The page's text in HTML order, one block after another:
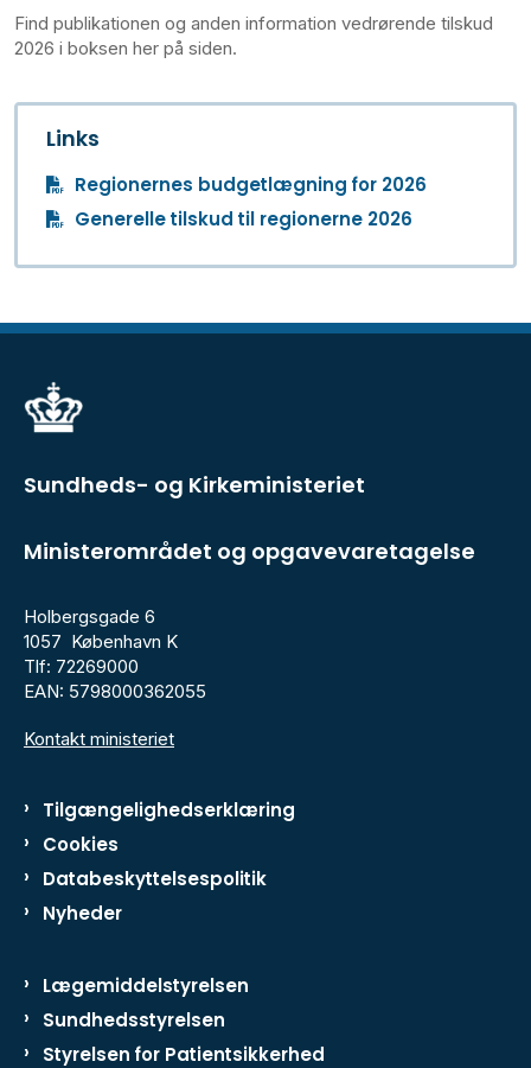
Find publikationen og anden information vedrørende tilskud
2026 i boksen her på siden.
Links
Regionernes budgetlægning for 2026
Generelle tilskud til regionerne 2026
Sundheds- og Kirkeministeriet
Ministerområdet og opgavevaretagelse
Holbergsgade 6
1057 København K
Tlf: 72269000
EAN: 5798000362055
Kontakt ministeriet
Tilgængelighedserklæring
Cookies
Databeskyttelsespolitik
Nyheder
Lægemiddelstyrelsen
Sundhedsstyrelsen
Styrelsen for Patientsikkerhed